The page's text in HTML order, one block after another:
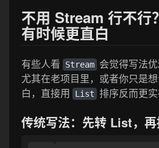
不用 Stream 行不行
有时候更直白
有些人看 Stream 会觉得写法
尤其在老项目里，或者你只是
白，直接用
List 排序反而更实
传统写法：先转 List，